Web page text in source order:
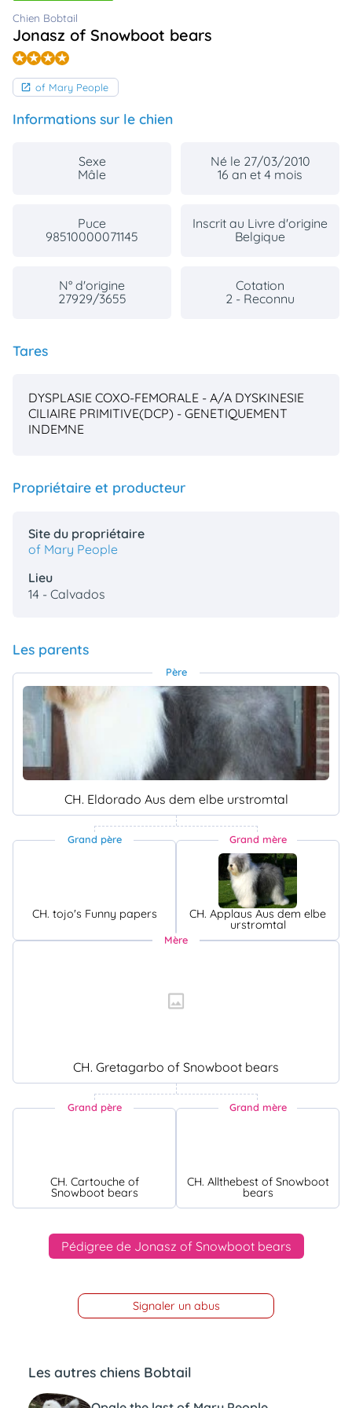
Connexion
Chien Bobtail
Jonasz of Snowboot bears
of Mary People
Informations sur le chien
Sexe
Mâle
Né le 27/03/2010
16 an et 4 mois
Puce
98510000071145
Inscrit au Livre d'origine
Belgique
N° d'origine
27929/3655
Cotation
2 - Reconnu
Tares
DYSPLASIE COXO-FEMORALE - A/A DYSKINESIE
CILIAIRE PRIMITIVE(DCP) - GENETIQUEMENT
INDEMNE
Propriétaire et producteur
Site du propriétaire
of Mary People
Lieu
14 - Calvados
Les parents
Père
CH. Eldorado Aus dem elbe urstromtal
Grand père
CH. tojo's Funny papers
Grand mère
CH. Applaus Aus dem elbe
urstromtal
Mère
CH. Gretagarbo of Snowboot bears
Grand père
CH. Cartouche of
Snowboot bears
Grand mère
CH. Allthebest of Snowboot
bears
Pédigree de Jonasz of Snowboot bears
Signaler un abus
Les autres chiens Bobtail